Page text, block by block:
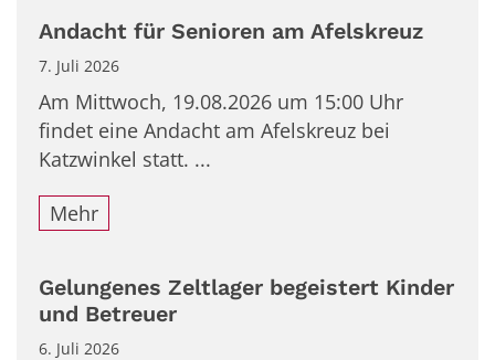
Andacht für Senioren am Afelskreuz
7. Juli 2026
Am Mittwoch, 19.08.2026 um 15:00 Uhr
findet eine Andacht am Afelskreuz bei
Katzwinkel statt. ...
Mehr
Gelungenes Zeltlager begeistert Kinder
und Betreuer
6. Juli 2026